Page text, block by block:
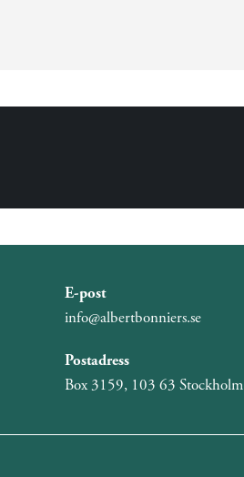
E-post
info@albertbonniers.se
Postadress
Box 3159, 103 63 Stockholm